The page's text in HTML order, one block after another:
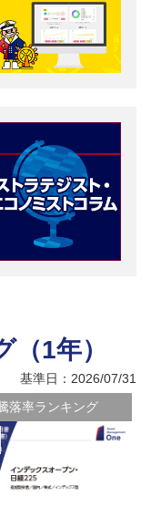
1年）
基準日：2026/07/31
落率ランキング